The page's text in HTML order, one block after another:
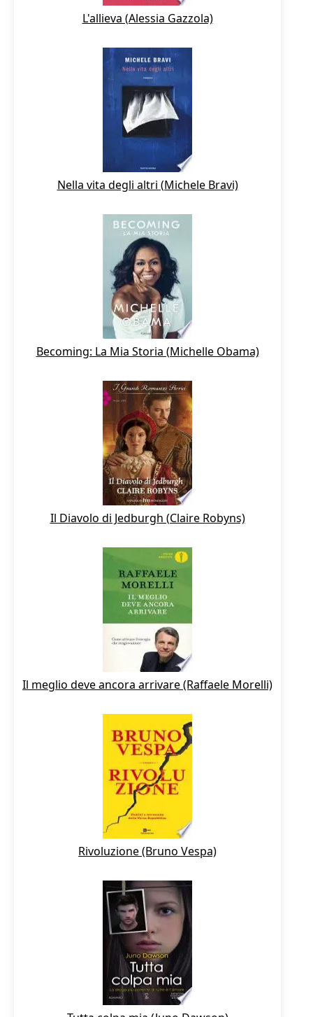
L'allieva (Alessia Gazzola)
Nella vita degli altri (Michele Bravi)
Becoming: La Mia Storia (Michelle Obama)
Il Diavolo di Jedburgh (Claire Robyns)
Il meglio deve ancora arrivare (Raffaele Morelli)
Rivoluzione (Bruno Vespa)